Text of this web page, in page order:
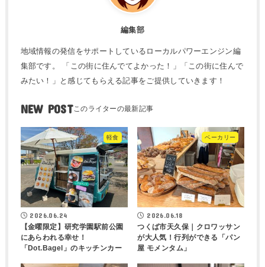
編集部
地域情報の発信をサポートしているローカルパワーエンジン編
集部です。 「この街に住んでてよかった！」「この街に住んで
みたい！」と感じてもらえる記事をご提供していきます！
NEW POST
軽食
2026.06.24
【金曜限定】研究学園駅前公園
にあらわれる幸せ！
「Dot.Bagel」のキッチンカー
ベーカリー
2026.06.18
つくば市天久保｜クロワッサン
が大人気！行列ができる「パン
屋 モメンタム」